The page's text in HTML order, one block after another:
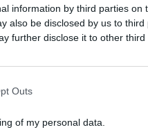
information by third parties on
also be disclosed by us to
further disclose it to other third
Outs
of my personal data.